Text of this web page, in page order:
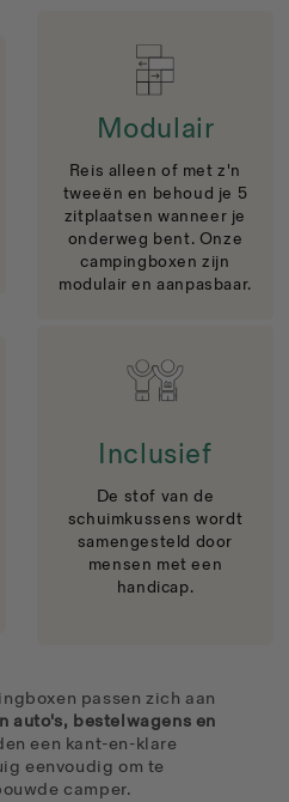
Modulair
Reis alleen of met z'n
tweeën en behoud je 5
zitplaatsen wanneer je
onderweg bent. Onze
campingboxen zijn
modulair en aanpasbaar.
Inclusief
De stof van de
schuimkussens wordt
samengesteld door
mensen met een
handicap.
passen zich aan
auto's, bestelwagens en
een kant-en-klare
eenvoudig om te
camper.